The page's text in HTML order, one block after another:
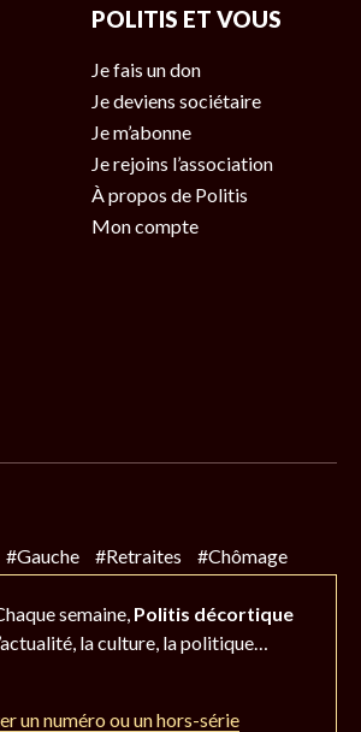
POLITIS ET VOUS
Je fais un don
Je deviens sociétaire
Je m’abonne
Je rejoins l’association
À propos de Politis
Mon compte
#Gauche #Retraites #Chômage
semaine, Politis décortique
la culture, la politique…
un numéro ou un hors-série